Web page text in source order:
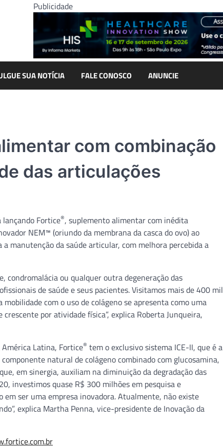
Publicidade
SUA NOTÍCIA FALE CONOSCO ANUNCIE
com combinação
das articulações
Fortice®, suplemento alimentar com inédita
NEM™ (oriundo da membrana da casca do ovo) ao
manutenção da saúde articular, com melhora percebida a
condromalácia ou qualquer outra degeneração das
de saúde e seus pacientes. Visitamos mais de 400 mil
com o uso de colágeno se apresenta como uma
por atividade física”, explica Roberta Junqueira,
Latina, Fortice® tem o exclusivo sistema ICE-II, que é a
natural de colágeno combinado com glucosamina,
em sinergia, auxiliam na diminuição da degradação das
investimos quase R$ 300 milhões em pesquisa e
ser uma empresa inovadora. Atualmente, não existe
explica Martha Penna, vice-presidente de Inovação da